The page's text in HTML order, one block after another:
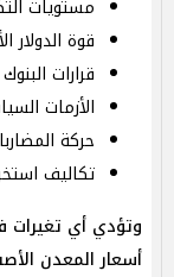
مستويات
قوة الدولار
قرارات
الأزمات
حركة
تكاليف
وتؤدي أي تغيرات
أسعار المعدن